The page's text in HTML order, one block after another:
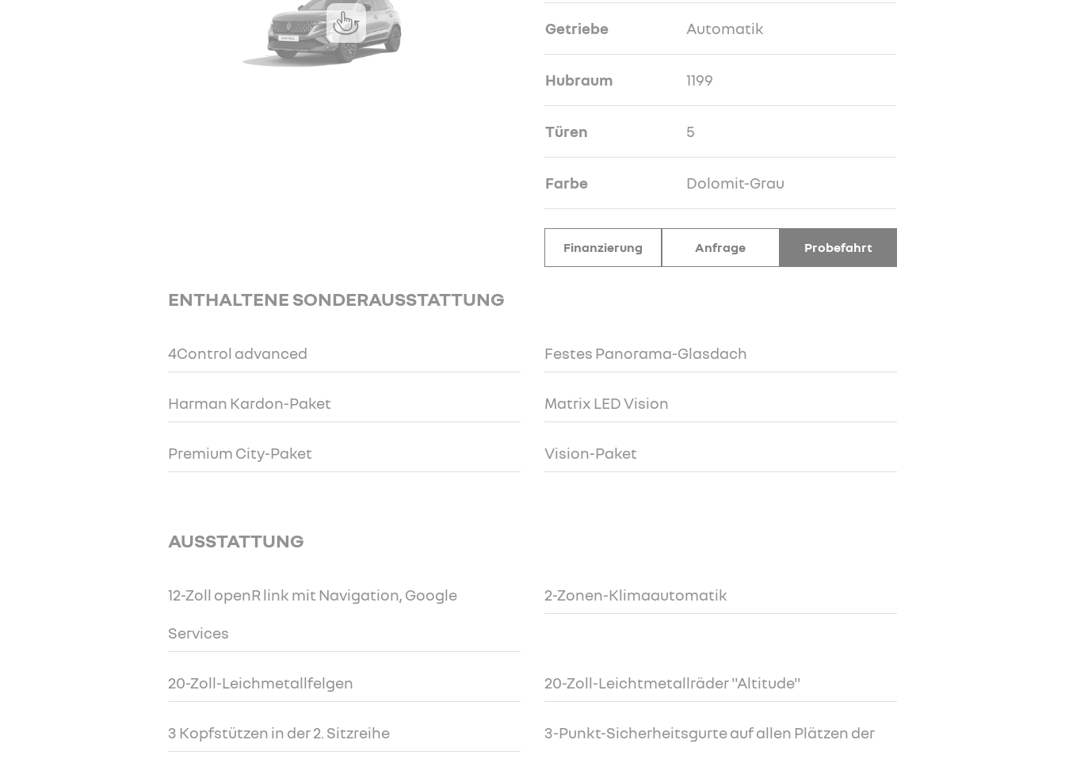
Getriebe Automatik
Hubraum 1199
Türen 5
Farbe Dolomit-Grau
Finanzierung Anfrage Probefahrt
ENTHALTENE SONDERAUSSTATTUNG
4Control advanced Festes Panorama-Glasdach
Harman Kardon-Paket Matrix LED Vision
Premium City-Paket Vision-Paket
AUSSTATTUNG
12-Zoll openR link mit Navigation, Google
Services
2-Zonen-Klimaautomatik
20-Zoll-Leichmetallfelgen 20-Zoll-Leichtmetallräder "Altitude"
3 Kopfstützen in der 2. Sitzreihe 3-Punkt-Sicherheitsgurte auf allen Plätzen der